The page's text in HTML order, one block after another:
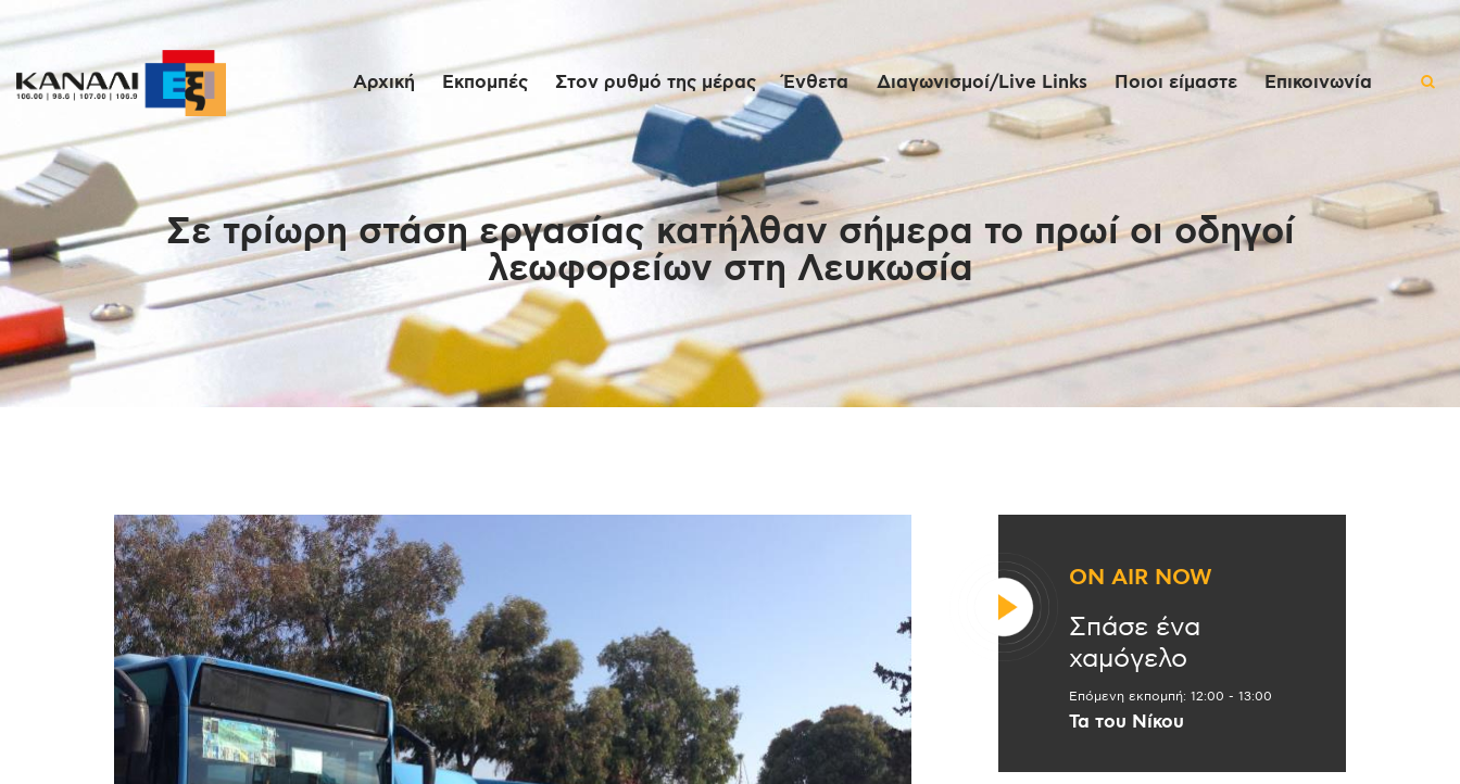
Αρχική Εκπομπές Στον ρυθμό της μέρας Ένθετα Διαγωνισμοί/Live Links Ποιοι είμαστε Επικοινωνία
Σε τρίωρη στάση εργασίας κατήλθαν σήμερα το πρωί οι οδηγοί
λεωφορείων στη Λευκωσία
Αρχική
Εκπομπές
Στον ρυθμό της
μέρας
Ένθετα
Διαγωνισμοί/Live
Links
Επικοινωνία
ON AIR NOW
Σπάσε ένα
χαμόγελο
Επόμενη εκπομπή: 12:00 - 13:00
Τα του Νίκου